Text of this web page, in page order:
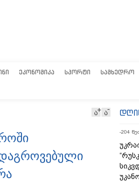
ᲔᲙᲝᲜᲝᲛᲘᲙᲐ ᲡᲞᲝᲠᲢᲘ ᲡᲐᲛᲮᲔᲓᲠᲝ
ა ა
-204